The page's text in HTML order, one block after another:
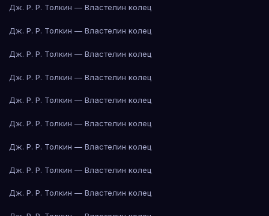
Дж. Р. Р. Толкин — Властелин колец
Дж. Р. Р. Толкин — Властелин колец
Дж. Р. Р. Толкин — Властелин колец
Дж. Р. Р. Толкин — Властелин колец
Дж. Р. Р. Толкин — Властелин колец
Дж. Р. Р. Толкин — Властелин колец
Дж. Р. Р. Толкин — Властелин колец
Дж. Р. Р. Толкин — Властелин колец
Дж. Р. Р. Толкин — Властелин колец